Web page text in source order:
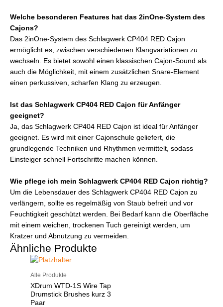
Welche besonderen Features hat das 2inOne-System des
Cajons?
Das 2inOne-System des Schlagwerk CP404 RED Cajon
ermöglicht es, zwischen verschiedenen Klangvariationen zu
wechseln. Es bietet sowohl einen klassischen Cajon-Sound als
auch die Möglichkeit, mit einem zusätzlichen Snare-Element
einen perkussiven, scharfen Klang zu erzeugen.
Ist das Schlagwerk CP404 RED Cajon für Anfänger
geeignet?
Ja, das Schlagwerk CP404 RED Cajon ist ideal für Anfänger
geeignet. Es wird mit einer Cajonschule geliefert, die
grundlegende Techniken und Rhythmen vermittelt, sodass
Einsteiger schnell Fortschritte machen können.
Wie pflege ich mein Schlagwerk CP404 RED Cajon richtig?
Um die Lebensdauer des Schlagwerk CP404 RED Cajon zu
verlängern, sollte es regelmäßig von Staub befreit und vor
Feuchtigkeit geschützt werden. Bei Bedarf kann die Oberfläche
mit einem weichen, trockenen Tuch gereinigt werden, um
Kratzer und Abnutzung zu vermeiden.
Ähnliche Produkte
Alle Produkte
XDrum WTD-1S Wire Tap
Drumstick Brushes kurz 3
Paar